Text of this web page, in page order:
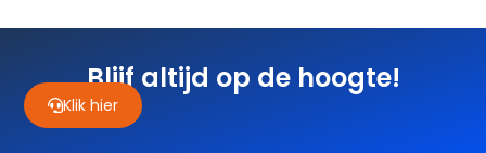
Blijf altijd op de hoogte!
Klik hier